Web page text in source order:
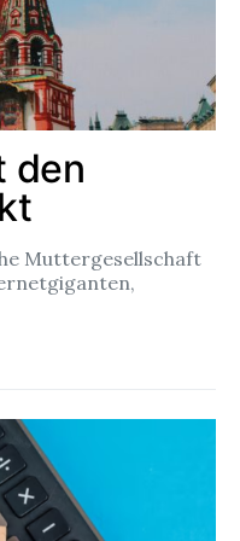
den
Muttergesellschaft